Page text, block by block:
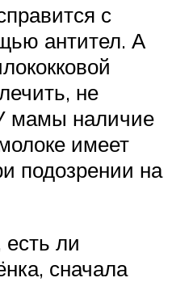
с
антител. А
не
мамы наличие
имеет
подозрении на
ли
сначала